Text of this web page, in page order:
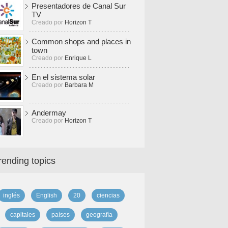
Presentadores de Canal Sur
TV
Creado por Horizon T
Common shops and places in
town
Creado por Enrique L
En el sistema solar
Creado por Barbara M
Andermay
Creado por Horizon T
topics
inglés English 20 ciencias
capitales países geografía